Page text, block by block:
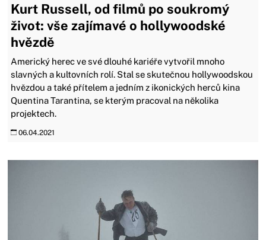
Kurt Russell, od filmů po soukromý
život: vše zajímavé o hollywoodské
hvězdě
Americký herec ve své dlouhé kariéře vytvořil mnoho
slavných a kultovních rolí. Stal se skutečnou hollywoodskou
hvězdou a také přítelem a jedním z ikonických herců kina
Quentina Tarantina, se kterým pracoval na několika
projektech.
06.04.2021